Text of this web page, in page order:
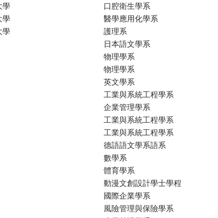
學
口腔衛生學系
學
醫學應用化學系
學
護理系
日本語文學系
物理學系
物理學系
英文學系
工業與系統工程學系
企業管理學系
工業與系統工程學系
工業與系統工程學系
德語語文學系語系
數學系
體育學系
動漫文創設計學士學程
國際企業學系
風險管理與保險學系